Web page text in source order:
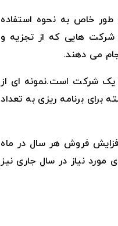
طور خاص به نحوه استفاده
شرکت هایی که از تجزیه و
می دهند.
یک شرکت است.نمونه ای از
برای برنامه ریزی به تعداد
فروش هر سال در ماه
نیاز در سال جاری نیز